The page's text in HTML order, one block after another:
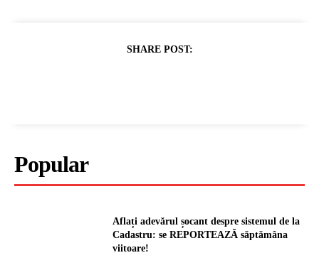
SHARE POST:
Popular
Aflați adevărul șocant despre sistemul de la
Cadastru: se REPORTEAZĂ săptămâna
viitoare!